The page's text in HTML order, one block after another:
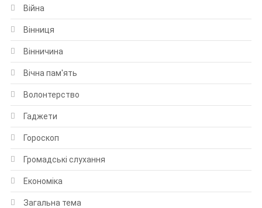
Війна
Вінниця
Вінничина
Вічна пам'ять
Волонтерство
Гаджети
Гороскоп
Громадські слухання
Економіка
Загальна тема